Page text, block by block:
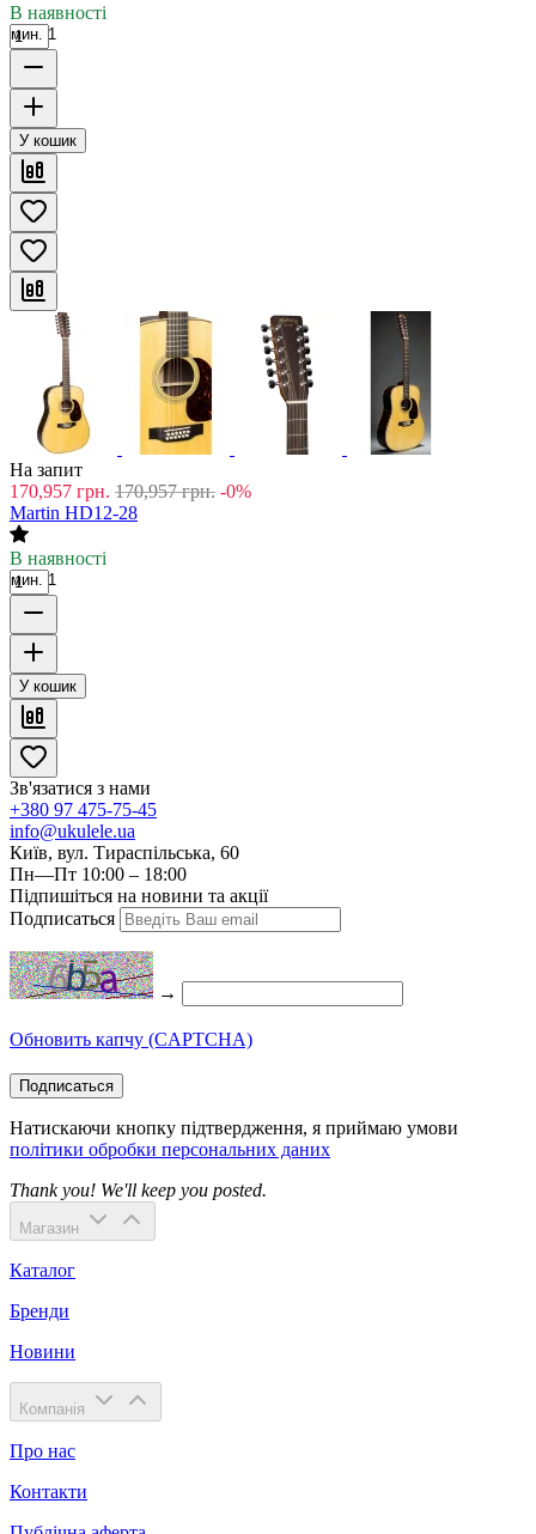
В наявності
мин. 1
У кошик
На запит
170,957 грн. 170,957 грн. -0%
Martin HD12-28
В наявності
мин. 1
У кошик
Зв'язатися з нами
+380 97 475-75-45
info@ukulele.ua
Київ, вул. Тираспільська, 60
Пн—Пт 10:00 – 18:00
Підпишіться на новини та акції
Подписаться
→
Обновить капчу (CAPTCHA)
Подписаться
Натискаючи кнопку підтвердження, я приймаю умови
політики обробки персональних даних
Thank you! We'll keep you posted.
Магазин
Каталог
Бренди
Новини
Компанія
Про нас
Контакти